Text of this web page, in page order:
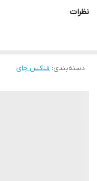
نظرات
دسته‌بندی: فلاکس چای